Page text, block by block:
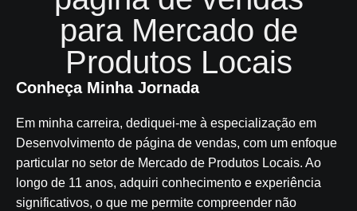
para Mercado de
Produtos Locais
Conheça Minha Jornada
Em minha carreira, dediquei-me à especialização em
Desenvolvimento de página de vendas, com um enfoque
particular no setor de Mercado de Produtos Locais. Ao
longo de 11 anos, adquiri conhecimento e experiência
significativos, o que me permite compreender não